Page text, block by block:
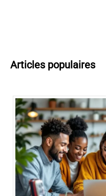
Articles populaires